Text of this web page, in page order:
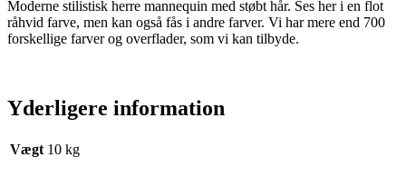
Moderne stilistisk herre mannequin med støbt hår. Ses her i en flot
råhvid farve, men kan også fås i andre farver. Vi har mere end 700
forskellige farver og overflader, som vi kan tilbyde.
Yderligere information
Vægt 10 kg